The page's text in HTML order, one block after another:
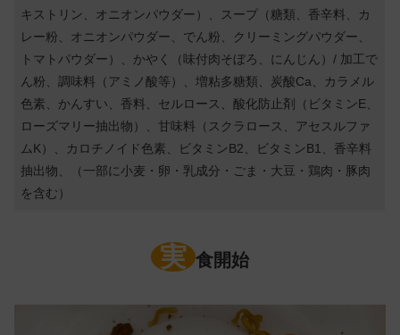
キストリン、オニオンパウダー）、スープ（糖類、香辛料、カ
レー粉、オニオンパウダー、でん粉、クリーミングパウダー、
トマトパウダー）、かやく（味付肉そぼろ、にんじん）/ 加工で
ん粉、調味料（アミノ酸等）、増粘多糖類、炭酸Ca、カラメル
色素、かんすい、香料、セルロース、酸化防止剤（ビタミンE、
ローズマリー抽出物）、甘味料（スクラロース、アセスルファ
ムK）、カロチノイド色素、ビタミンB2、ビタミンB1、香辛料
抽出物、（一部に小麦・卵・乳成分・ごま・大豆・鶏肉・豚肉
を含む）
実 食開始